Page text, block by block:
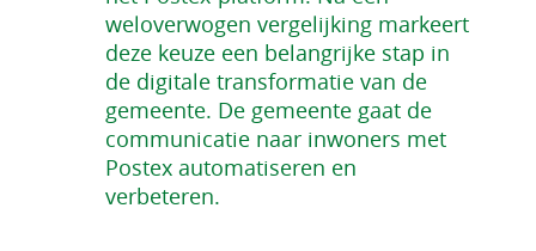
weloverwogen vergelijking markeert
deze keuze een belangrijke stap in
de digitale transformatie van de
gemeente. De gemeente gaat de
communicatie naar inwoners met
Postex automatiseren en
verbeteren.